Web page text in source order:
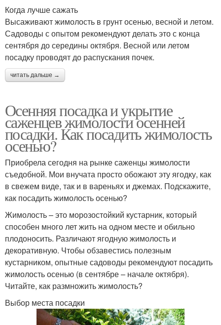
Когда лучше сажать
Высаживают жимолость в грунт осенью, весной и летом.
Садоводы с опытом рекомендуют делать это с конца
сентября до середины октября. Весной или летом
посадку проводят до распускания почек.
читать дальше →
Осенняя посадка и укрытие
саженцев жимолости осенней
посадки. Как посадить жимолость
осенью?
Приобрела сегодня на рынке саженцы жимолости
съедобной. Мои внучата просто обожают эту ягодку, как
в свежем виде, так и в вареньях и джемах. Подскажите,
как посадить жимолость осенью?
Жимолость – это морозостойкий кустарник, который
способен много лет жить на одном месте и обильно
плодоносить. Различают ягодную жимолость и
декоративную. Чтобы обзавестись полезным
кустарником, опытные садоводы рекомендуют посадить
жимолость осенью (в сентябре – начале октября).
Читайте, как размножить жимолость?
Выбор места посадки